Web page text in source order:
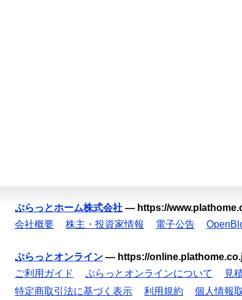
ぷらっとホーム株式会社 — https://
会社概要
株主・投資家情報 電子公告
ぷらっとオンライン — https://
ご利用ガイド
ぷらっとオンラインについて 見
特定商取引法に基づく表示
利用規約 個人情報